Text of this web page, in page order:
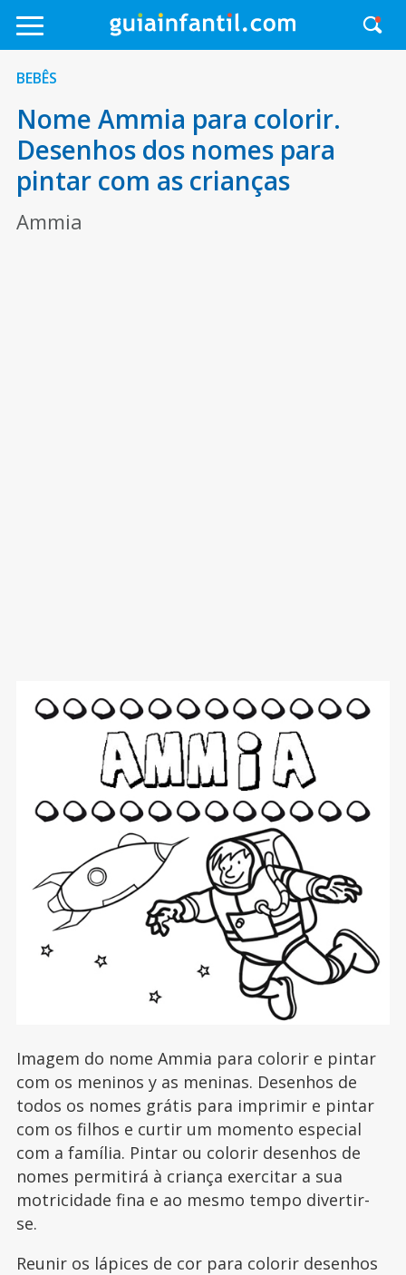
BEBÊS
Nome Ammia para colorir.
Desenhos dos nomes para
pintar com as crianças
Ammia
Imagem do nome Ammia para colorir e pintar
com os meninos y as meninas. Desenhos de
todos os nomes grátis para imprimir e pintar
com os filhos e curtir um momento especial
com a família. Pintar ou colorir desenhos de
nomes permitirá à criança exercitar a sua
motricidade fina e ao mesmo tempo divertir-
se.
Reunir os lápices de cor para colorir desenhos